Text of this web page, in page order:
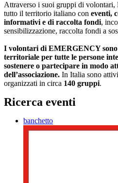
Attraverso i suoi gruppi di
tutto il territorio italiano con eventi,
informativi e di raccolta fondi,
sensibilizzazione, raccolta fondi a
I volontari di EMERGENCY
territoriale per tutte le persone
sostenere o partecipare in modo
dell’associazione. In Italia sono
organizzati in circa 140 gruppi.
Ricerca eventi
banchetto